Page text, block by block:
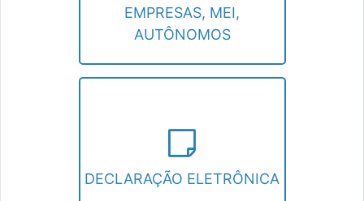
EMPRESAS, MEI,
AUTÔNOMOS
DECLARAÇÃO ELETRÔNICA
Declaração Eletrônica de Serviços.